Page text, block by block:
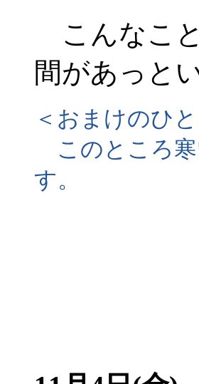
こんなこ
間があっと
＜おまけのひ
このところ寒
す。